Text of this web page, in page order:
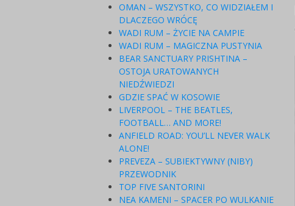
OMAN – WSZYSTKO, CO WIDZIAŁEM I
DLACZEGO WRÓCĘ
WADI RUM – ŻYCIE NA CAMPIE
WADI RUM – MAGICZNA PUSTYNIA
BEAR SANCTUARY PRISHTINA –
OSTOJA URATOWANYCH
NIEDŹWIEDZI
GDZIE SPAĆ W KOSOWIE
LIVERPOOL – THE BEATLES,
FOOTBALL… AND MORE!
ANFIELD ROAD: YOU’LL NEVER WALK
ALONE!
PREVEZA – SUBIEKTYWNY (NIBY)
PRZEWODNIK
TOP FIVE SANTORINI
NEA KAMENI – SPACER PO WULKANIE